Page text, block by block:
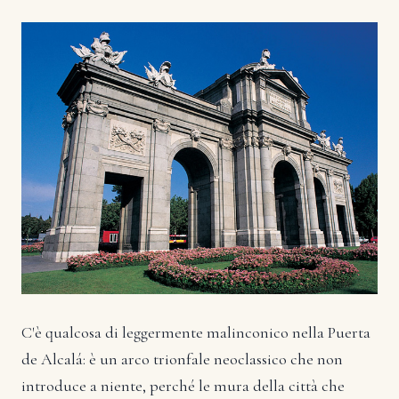
C'è qualcosa di leggermente malinconico nella Puerta
de Alcalá: è un arco trionfale neoclassico che non
introduce a niente, perché le mura della città che